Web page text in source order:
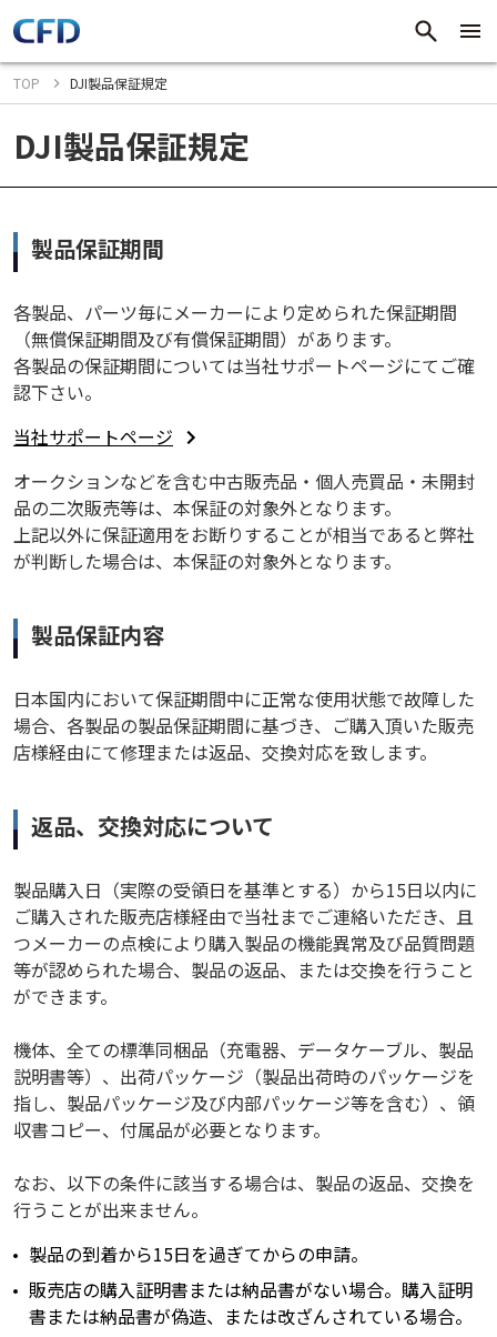
TOP DJI製品保証規定
DJI製品保証規定
製品保証期間
各製品、パーツ毎にメーカーにより定められた保証期間
（無償保証期間及び有償保証期間）があります。
各製品の保証期間については当社サポートページにてご確
認下さい。
当社サポートページ
オークションなどを含む中古販売品・個人売買品・未開封
品の二次販売等は、本保証の対象外となります。
上記以外に保証適用をお断りすることが相当であると弊社
が判断した場合は、本保証の対象外となります。
製品保証内容
日本国内において保証期間中に正常な使用状態で故障した
場合、各製品の製品保証期間に基づき、ご購入頂いた販売
店様経由にて修理または返品、交換対応を致します。
返品、交換対応について
製品購入日（実際の受領日を基準とする）から15日以内に
ご購入された販売店様経由で当社までご連絡いただき、且
つメーカーの点検により購入製品の機能異常及び品質問題
等が認められた場合、製品の返品、または交換を行うこと
ができます。
機体、全ての標準同梱品（充電器、データケーブル、製品
説明書等）、出荷パッケージ（製品出荷時のパッケージを
指し、製品パッケージ及び内部パッケージ等を含む）、領
収書コピー、付属品が必要となります。
なお、以下の条件に該当する場合は、製品の返品、交換を
行うことが出来ません。
製品の到着から15日を過ぎてからの申請。
販売店の購入証明書または納品書がない場合。購入証明
書または納品書が偽造、または改ざんされている場合。